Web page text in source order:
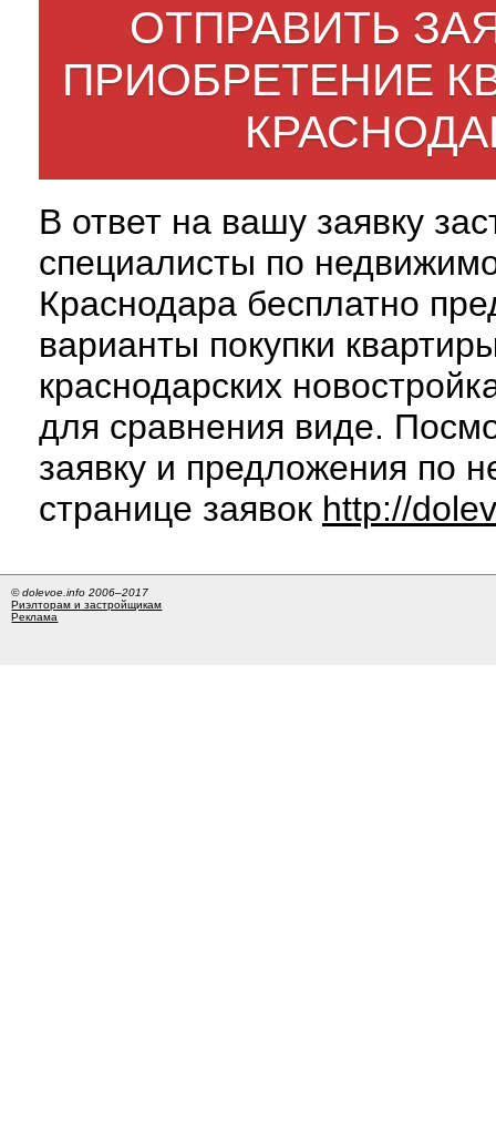
ОТПРАВИТЬ
ПРИОБРЕТЕНИЕ
В ответ на вашу заявку
специалисты по
Краснодара бесплатно
варианты покупки
краснодарских
для сравнения виде.
заявку и предложения по
странице заявок http://
© dolevoe.info 2006–2017
Риэлторам и застройщикам
Реклама